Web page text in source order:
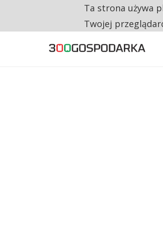
RESTRYKCJE CHIN
Ta strona używa
Twojej